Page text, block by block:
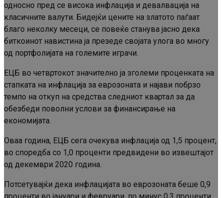
односно пред се висока инфлација и девалвација на
класичните валути. Бидејќи цените на златото паѓаат
благо неколку месеци, се повеќе станува јасно дека
биткоинот навистина ја презеде својата улога во многу
од портфолијата на големите играчи.
ЕЦБ во четвртокот значително ја зголеми проценката на
стапката на инфлација за еврозоната и најави побрзо
темпо на откуп на средства следниот квартал за да
обезбеди поволни услови за финансирање на
економијата.
Оваа година, ЕЦБ сега очекува инфлација од 1,5 процент,
во споредба со 1,0 проценти предвидени во извештајот
од декември 2020 година.
Потсетувајќи дека инфлацијата во еврозоната беше 0,9